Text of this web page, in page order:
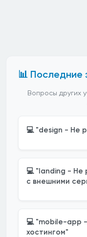
📊 Последние
Вопросы других
💻 "design - Не
💻 "landing - Не
с внешними
💻 "mobile-app
хостингом"